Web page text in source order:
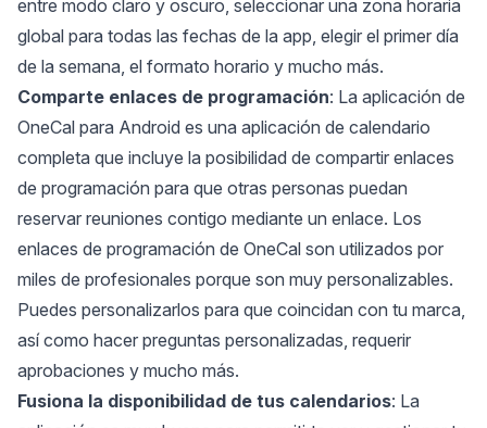
entre modo claro y oscuro, seleccionar una zona horaria
global para todas las fechas de la app, elegir el primer día
de la semana, el formato horario y mucho más.
Comparte enlaces de programación: La aplicación de
OneCal para Android es una aplicación de calendario
completa que incluye la posibilidad de compartir enlaces
de programación para que otras personas puedan
reservar reuniones contigo mediante un enlace. Los
enlaces de programación de OneCal son utilizados por
miles de profesionales porque son muy personalizables.
Puedes personalizarlos para que coincidan con tu marca,
así como hacer preguntas personalizadas, requerir
aprobaciones y mucho más.
Fusiona la disponibilidad de tus calendarios: La